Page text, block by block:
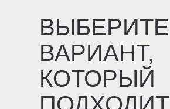
ВЫБЕРИТЕ
ВАРИАНТ,
КОТОРЫЙ